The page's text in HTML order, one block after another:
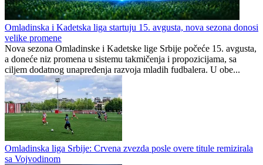
Omladinska i Kadetska liga startuju 15. avgusta, nova sezona donosi
velike promene
Nova sezona Omladinske i Kadetske lige Srbije počeće 15. avgusta,
a doneće niz promena u sistemu takmičenja i propozicijama, sa
ciljem dodatnog unapređenja razvoja mladih fudbalera. U obe...
Omladinska liga Srbije: Crvena zvezda posle overe titule remizirala
sa Vojvodinom